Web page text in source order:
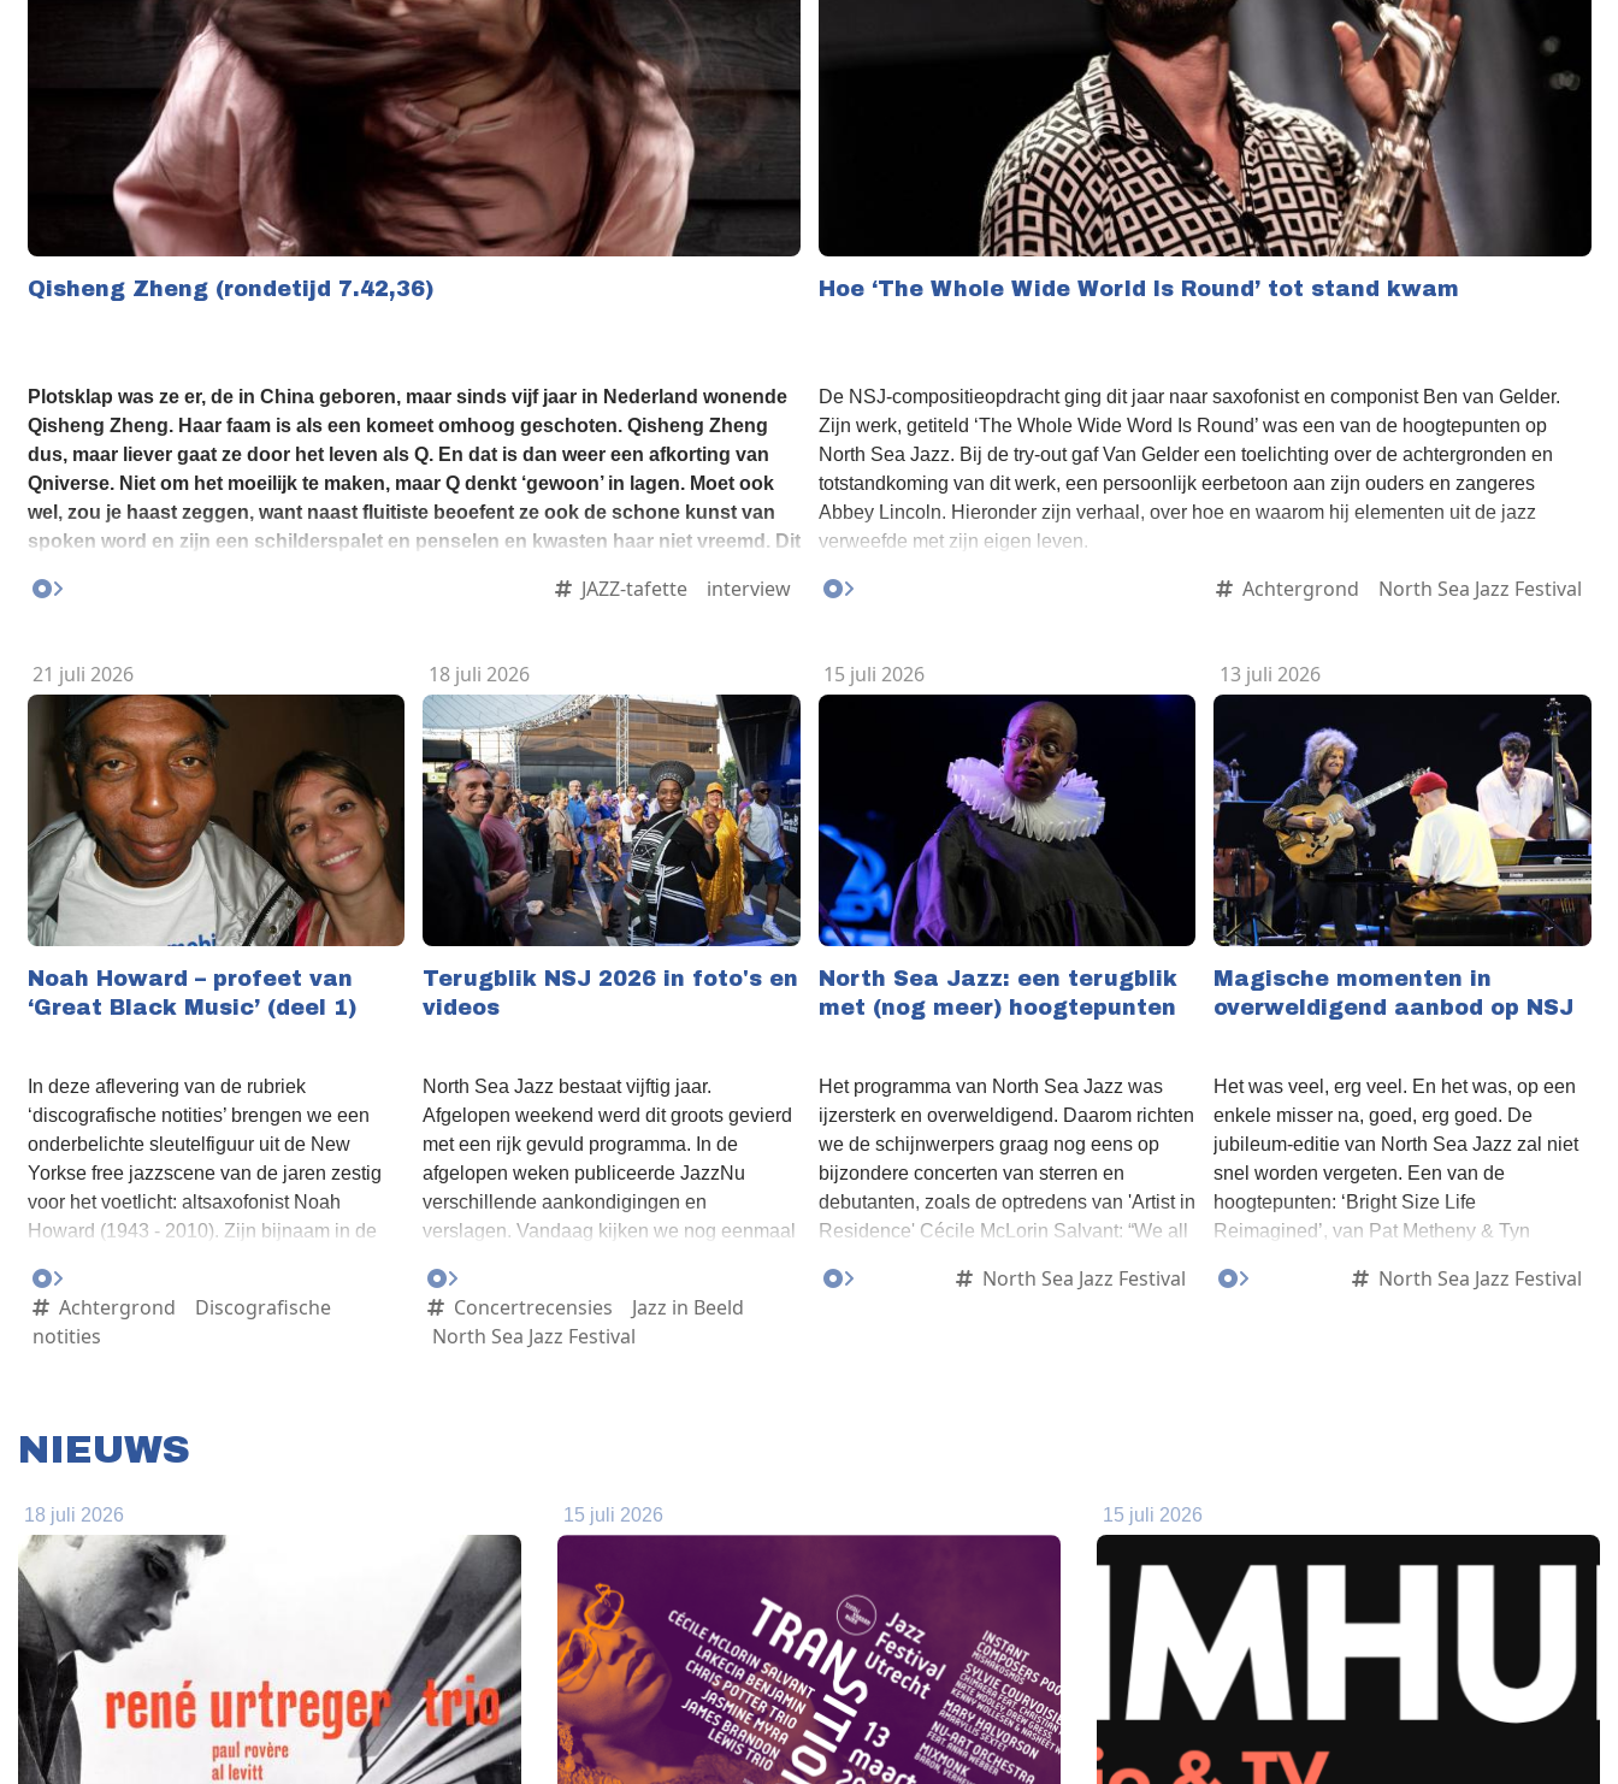
Qisheng Zheng (rondetijd 7.42,36)
Plotsklap was ze er, de in China geboren, maar sinds vijf jaar in Nederland wonende
Qisheng Zheng. Haar faam is als een komeet omhoog geschoten. Qisheng Zheng
dus, maar liever gaat ze door het leven als Q. En dat is dan weer een afkorting van
Qniverse. Niet om het moeilijk te maken, maar Q denkt ‘gewoon’ in lagen. Moet ook
wel, zou je haast zeggen, want naast fluitiste beoefent ze ook de schone kunst van
spoken word en zijn een schilderspalet en penselen en kwasten haar niet vreemd. Dit
waardige vertegenwoordiger van een deel van de nieuwe generatie musici die verder
Klaassen, basgitaar en contrabas; Philipp Rütgers, piano en Rhodes; Norbert
Lensink, altsaxofoon) leidt zij haar Q-trio (met Nitin Parreé, drums; Tijs Klaassen,
basgitaar en con...
JAZZ-tafette interview
Hoe ‘The Whole Wide World Is Round’ tot stand kwam
De NSJ-compositieopdracht ging dit jaar naar saxofonist en componist Ben van Gelder.
Zijn werk, getiteld ‘The Whole Wide Word Is Round’ was een van de hoogtepunten op
North Sea Jazz. Bij de try-out gaf Van Gelder een toelichting over de achtergronden en
totstandkoming van dit werk, een persoonlijk eerbetoon aan zijn ouders en zangeres
Abbey Lincoln. Hieronder zijn verhaal, over hoe en waarom hij elementen uit de jazz
verweefde met zijn eigen leven.
Achtergrond North Sea Jazz Festival
21 juli 2026
Noah Howard – profeet van
‘Great Black Music’ (deel 1)
In deze aflevering van de rubriek
‘discografische notities’ brengen we een
onderbelichte sleutelfiguur uit de New
Yorkse free jazzscene van de jaren zestig
voor het voetlicht: altsaxofonist Noah
Howard (1943 - 2010). Zijn bijnaam in de
van New Orleans (zijn geboorteplaats), New
York, naar Parijs, Afrika, Azië, Gent en
Tervuren (bij Brussel). Tussen 1969 en 1981
gerespecteerd als kunstenaar, terwijl hij in
de VS werd gezien als een zwarte
langs de achterdeur naar binnen en buiten
moest.
Achtergrond
Discografische
notities
18 juli 2026
Terugblik NSJ 2026 in foto's en
videos
North Sea Jazz bestaat vijftig jaar.
Afgelopen weekend werd dit groots gevierd
met een rijk gevuld programma. In de
afgelopen weken publiceerde JazzNu
verschillende aankondigingen en
verslagen. Vandaag kijken we nog eenmaal
die is vastgelegd op onze foto's en
videoclips die nog niet eerder zijn
gepubliceerd.
Concertrecensies
Jazz in Beeld
North Sea Jazz Festival
15 juli 2026
North Sea Jazz: een terugblik
met (nog meer) hoogtepunten
Het programma van North Sea Jazz was
ijzersterk en overweldigend. Daarom richten
we de schijnwerpers graag nog eens op
bijzondere concerten van sterren en
debutanten, zoals de optredens van 'Artist in
Residence' Cécile McLorin Salvant: “We all
North Sea Jazz Festival
13 juli 2026
Magische momenten in
overweldigend aanbod op NSJ
Het was veel, erg veel. En het was, op een
enkele misser na, goed, erg goed. De
jubileum-editie van North Sea Jazz zal niet
snel worden vergeten. Een van de
hoogtepunten: ‘Bright Size Life
Reimagined’, van Pat Metheny & Tyn
North Sea Jazz Festival
NIEUWS
18 juli 2026 15 juli 2026 15 juli 2026